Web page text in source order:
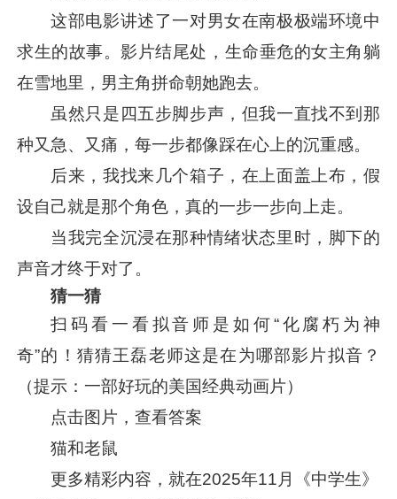
这部电影讲述了一对男女在南极极端环境中
求生的故事。影片结尾处，生命垂危的女主角躺
在雪地里，男主角拼命朝她跑去。
虽然只是四五步脚步声，但我一直找不到那
种又急、又痛，每一步都像踩在心上的沉重感。
后来，我找来几个箱子，在上面盖上布，假
设自己就是那个角色，真的一步一步向上走。
当我完全沉浸在那种情绪状态里时，脚下的
声音才终于对了。
猜一猜
扫码看一看拟音师是如何“化腐朽为神
奇”的！猜猜王磊老师这是在为哪部影片拟音？
（提示：一部好玩的美国经典动画片）
点击图片，查看答案
猫和老鼠
更多精彩内容，就在2025年11月《中学生》